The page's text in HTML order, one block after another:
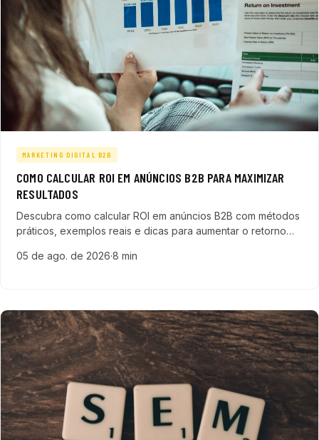
MARKETING DIGITAL B2B
COMO CALCULAR ROI EM ANÚNCIOS B2B PARA MAXIMIZAR
RESULTADOS
Descubra como calcular ROI em anúncios B2B com métodos
práticos, exemplos reais e dicas para aumentar o retorno
05 de ago. de 2026·8 min